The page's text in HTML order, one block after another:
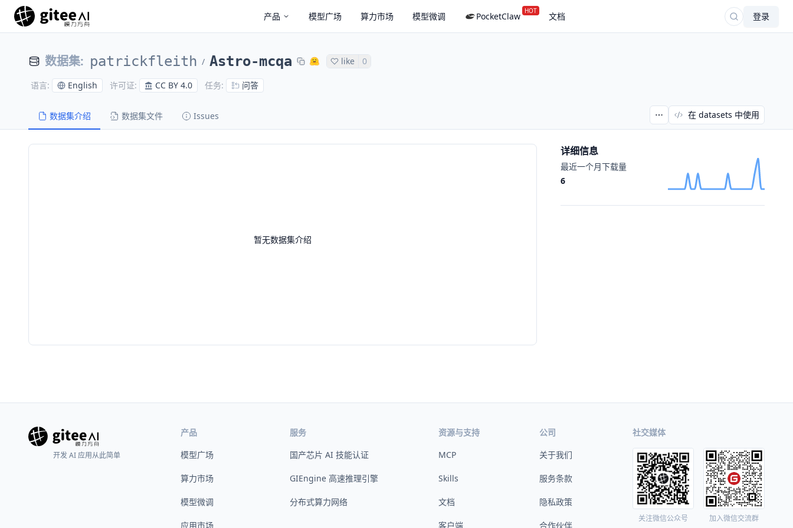
产品 模型广场 算力市场 模型微调 PocketClaw HOT 文档 登录
数据集: patrickfleith / Astro-mcqa like 0
语言: English 许可证: CC BY 4.0 任务: 问答
数据集介绍 数据集文件 Issues 在 datasets 中使用
暂无数据集介绍
详细信息
最近一个月下载量
6
开发 AI 应用从此简单
产品
模型广场
算力市场
模型微调
应用市场
服务
国产芯片 AI 技能认证
GIEngine 高速推理引擎
分布式算力网络
资源与支持
MCP
Skills
文档
客户端
公司
关于我们
服务条款
隐私政策
合作伙伴
社交媒体
关注微信公众号 加入微信交流群